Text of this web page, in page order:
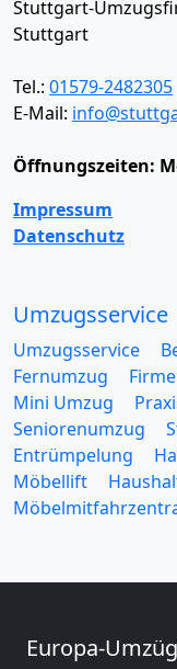
Stuttgart-
Stuttgart
Tel.: 01579-2482305
E-Mail:
Öffnungszeiten:
Impressum
Datenschutz
Umzugsservice
Umzugsservice
Fernumzug
Mini Umzug
Seniorenumzug
Entrümpelung
Möbellift
Europa-